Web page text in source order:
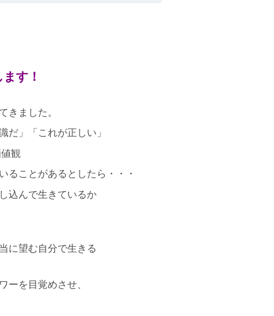
す！
きました。
だ」「これが正しい」
観
ることがあるとしたら・・・
込んで生きているか
に望む自分で生きる
ーを目覚めさせ、